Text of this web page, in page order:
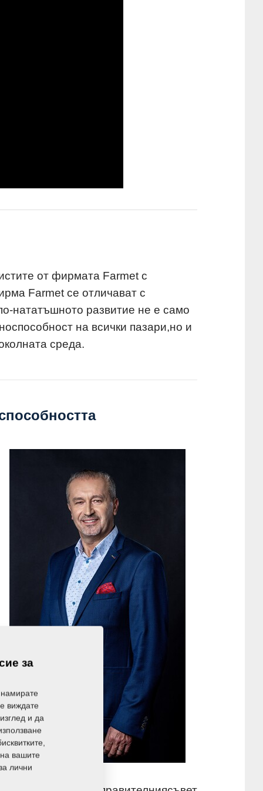
от фирмата Farmet с
Farmet се отличават с
нататъшното развитие не е само
на всички пазари,но и
среда.
за
виждате
и да
вашите
лични